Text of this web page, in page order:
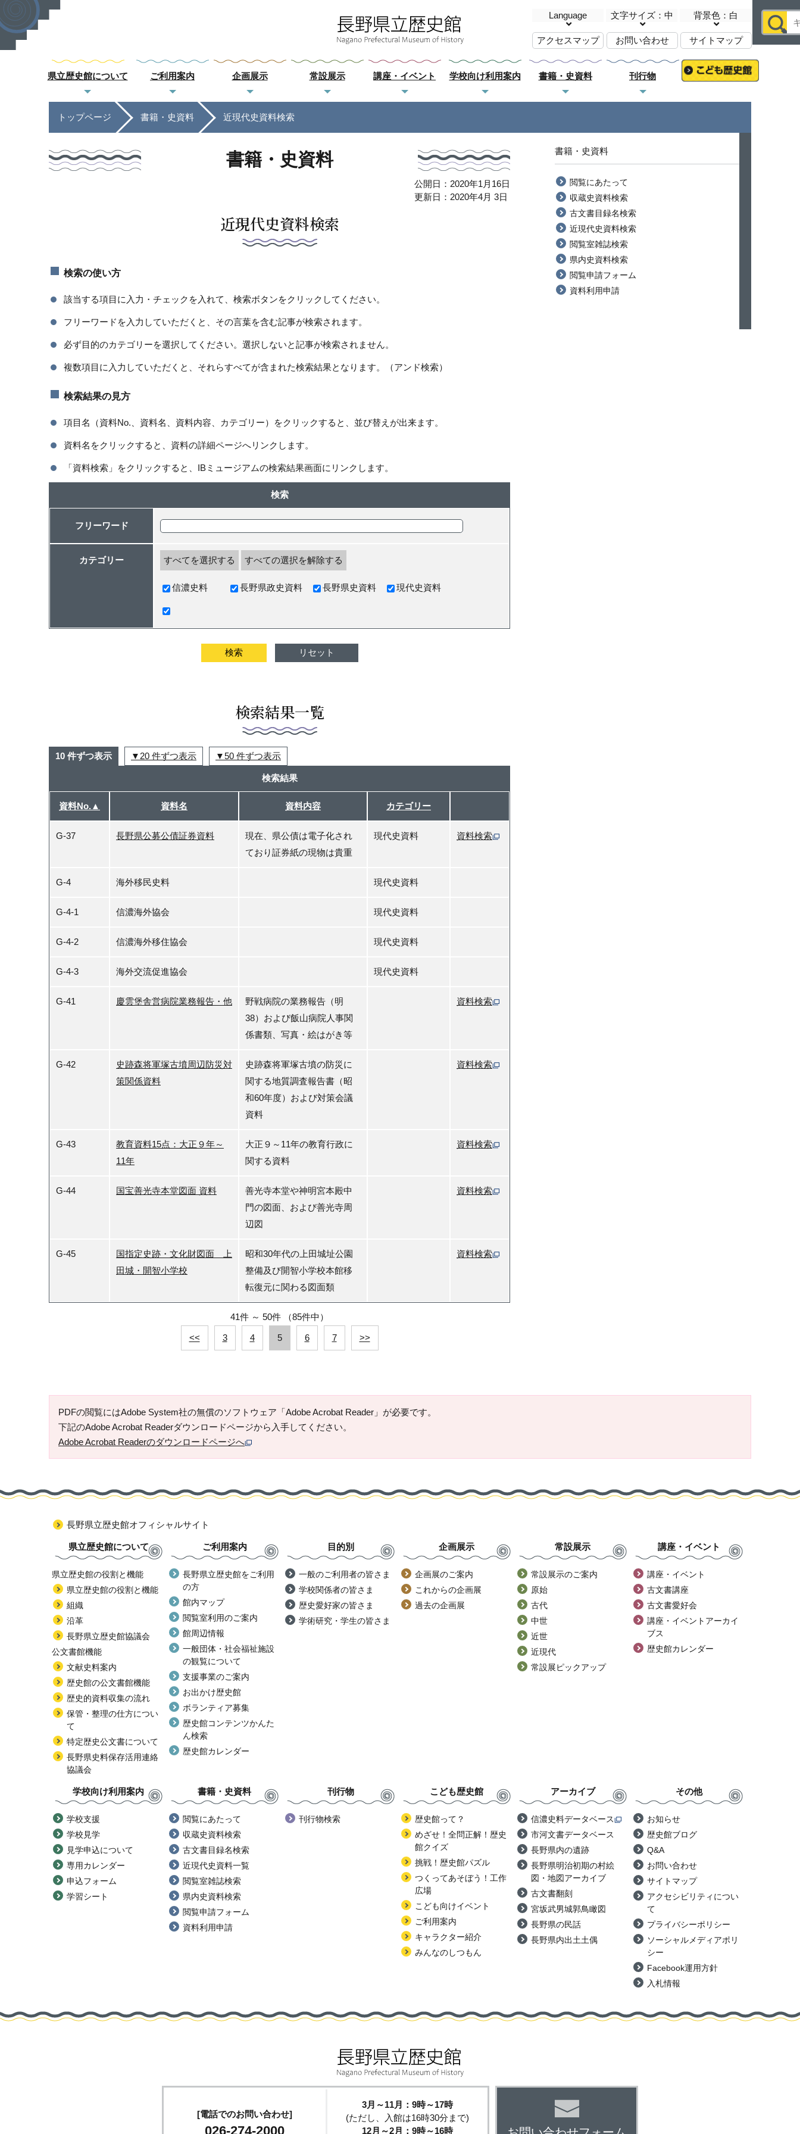
Language 文字サイズ：中 背景色：白
アクセスマップ お問い合わせ サイトマップ
県立歴史館について ご利用案内 企画展示 常設展示 講座・イベント 学校向け利用案内 書籍・史資料 刊行物
トップページ 書籍・史資料 近現代史資料検索
書籍・史資料
公開日：2020年1月16日
更新日：2020年4月 3日
近現代史資料検索
検索の使い方
該当する項目に入力・チェックを入れて、検索ボタンをクリックしてください。
フリーワードを入力していただくと、その言葉を含む記事が検索されます。
必ず目的のカテゴリーを選択してください。選択しないと記事が検索されません。
複数項目に入力していただくと、それらすべてが含まれた検索結果となります。（アンド検索）
検索結果の見方
項目名（資料No.、資料名、資料内容、カテゴリー）をクリックすると、並び替えが出来ます。
資料名をクリックすると、資料の詳細ページへリンクします。
「資料検索」をクリックすると、IBミュージアムの検索結果画面にリンクします。
検索
フリーワード
カテゴリー すべてを選択する すべての選択を解除する
信濃史料 長野県政史資料 長野県史資料 現代史資料
検索結果一覧
10 件ずつ表示 20 件ずつ表示 50 件ずつ表示
検索結果
資料No.▲ 資料名 資料内容 カテゴリー
G-37 長野県公募公債証券資料
現在、県公債は電子化され
ており証券紙の現物は貴重
現代史資料 資料検索
G-4 海外移民史料 現代史資料
G-4-1 信濃海外協会 現代史資料
G-4-2 信濃海外移住協会 現代史資料
G-4-3 海外交流促進協会 現代史資料
G-41 慶雲堡舎営病院業務報告・他
野戦病院の業務報告（明
38）および飯山病院人事関
係書類、写真・絵はがき等
資料検索
G-42
史跡森将軍塚古墳周辺防災対
策関係資料
史跡森将軍塚古墳の防災に
関する地質調査報告書（昭
和60年度）および対策会議
資料
資料検索
G-43
教育資料15点：大正９年～
11年
大正９～11年の教育行政に
関する資料
資料検索
G-44 国宝善光寺本堂図面 資料
善光寺本堂や神明宮本殿中
門の図面、および善光寺周
辺図
資料検索
G-45
国指定史跡・文化財図面 上
田城・開智小学校
昭和30年代の上田城址公園
整備及び開智小学校本館移
転復元に関わる図面類
資料検索
41件 ～ 50件 （85件中）
<< 3 4 5 6 7 >>
書籍・史資料
閲覧にあたって
収蔵史資料検索
古文書目録名検索
近現代史資料検索
閲覧室雑誌検索
県内史資料検索
閲覧申請フォーム
資料利用申請
PDFの閲覧にはAdobe System社の無償のソフトウェア「Adobe Acrobat Reader」が必要です。
下記のAdobe Acrobat Readerダウンロードページから入手してください。
Adobe Acrobat Readerのダウンロードページへ
長野県立歴史館オフィシャルサイト
県立歴史館について
県立歴史館の役割と機能
県立歴史館の役割と機能
組織
沿革
長野県立歴史館協議会
公文書館機能
文献史料案内
歴史館の公文書館機能
歴史的資料収集の流れ
保管・整理の仕方につい
て
特定歴史公文書について
長野県史料保存活用連絡
協議会
ご利用案内
長野県立歴史館をご利用
の方
館内マップ
閲覧室利用のご案内
館周辺情報
一般団体・社会福祉施設
の観覧について
支援事業のご案内
お出かけ歴史館
ボランティア募集
歴史館コンテンツかんた
ん検索
歴史館カレンダー
目的別
一般のご利用者の皆さま
学校関係者の皆さま
歴史愛好家の皆さま
学術研究・学生の皆さま
企画展示
企画展のご案内
これからの企画展
過去の企画展
常設展示
常設展示のご案内
原始
古代
中世
近世
近現代
常設展ピックアップ
講座・イベント
講座・イベント
古文書講座
古文書愛好会
講座・イベントアーカイ
ブス
歴史館カレンダー
学校向け利用案内
学校支援
学校見学
見学申込について
専用カレンダー
申込フォーム
学習シート
書籍・史資料
閲覧にあたって
収蔵史資料検索
古文書目録名検索
近現代史資料一覧
閲覧室雑誌検索
県内史資料検索
閲覧申請フォーム
資料利用申請
刊行物
刊行物検索
こども歴史館
歴史館って？
めざせ！全問正解！歴史
館クイズ
挑戦！歴史館パズル
つくってあそぼう！工作
広場
こども向けイベント
ご利用案内
キャラクター紹介
みんなのしつもん
アーカイブ
信濃史料データベース
市河文書データベース
長野県内の遺跡
長野県明治初期の村絵
図・地図アーカイブ
古文書翻刻
宮坂武男城郭鳥瞰図
長野県の民話
長野県内出土土偶
その他
お知らせ
歴史館ブログ
Q&A
お問い合わせ
サイトマップ
アクセシビリティについ
て
プライバシーポリシー
ソーシャルメディアポリ
シー
Facebook運用方針
入札情報
[電話でのお問い合わせ]
026-274-2000
3月～11月：9時～17時
(ただし、入館は16時30分まで)
12月～2月：9時～16時